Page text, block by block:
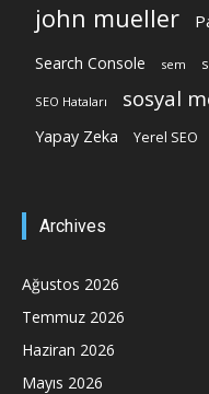
john mueller
Search Console sem
SEO Hataları sosyal
Yapay Zeka Yerel SEO
Archives
Ağustos 2026
Temmuz 2026
Haziran 2026
Mayıs 2026